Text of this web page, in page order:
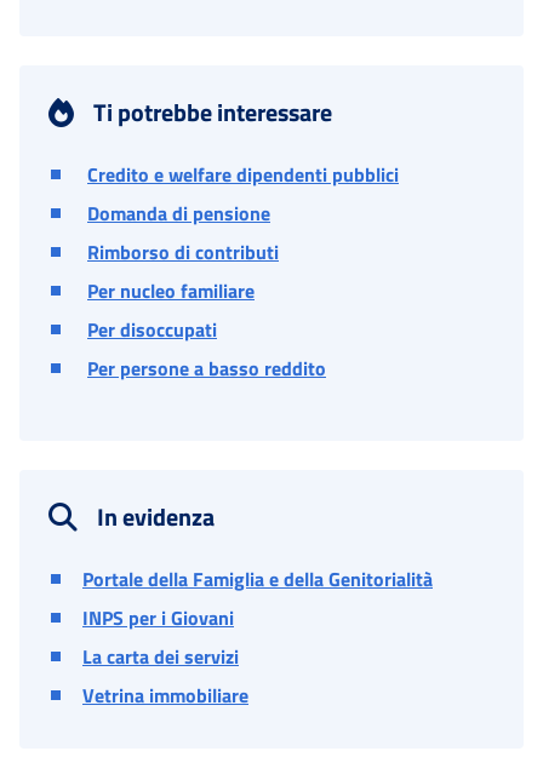
Ti potrebbe interessare
Credito e welfare dipendenti pubblici
Domanda di pensione
Rimborso di contributi
Per nucleo familiare
Per disoccupati
Per persone a basso reddito
In evidenza
Portale della Famiglia e della Genitorialità
INPS per i Giovani
La carta dei servizi
Vetrina immobiliare